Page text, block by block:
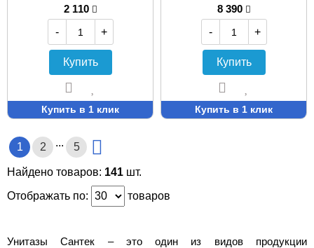
2 110
-
+
Купить
Купить в 1 клик
8 390
-
+
Купить
Купить в 1 клик
1 2 ... 5
Найдено товаров: 141 шт.
Отображать по:
товаров
Унитазы Сантек – это один из видов продукции